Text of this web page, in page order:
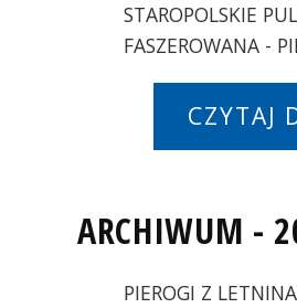
STAROPOLSKIE
FASZEROWANA -
CZYTAJ
ARCHIWUM -
PIEROGI Z